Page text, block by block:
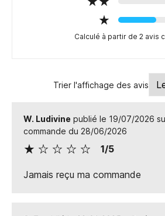
Calculé à partir de 2 avis
Trier l'affichage des avis
W. Ludivine publié le 19/07/2026
commande du 28/06/2026
1/5
Jamais reçu ma commande